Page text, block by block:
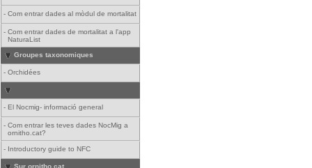
- Com entrar dades al mòdul de mortalitat
- Com entrar dades de mortalitat a l'app
NaturaList
Groupes taxonomiques
- Orchidées
- El Nocmig- informació general
- Com entrar les teves dades NocMig a
ornitho.cat?
- Introductory guide to NFC
Sur ornitho.cat